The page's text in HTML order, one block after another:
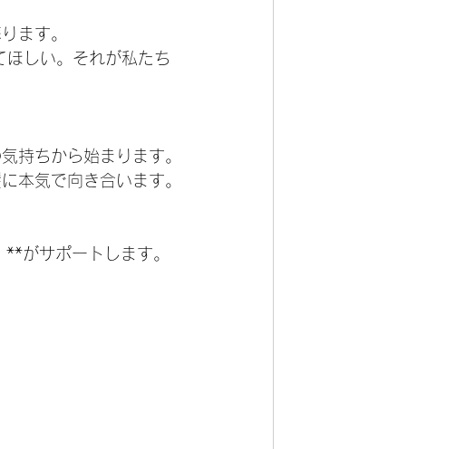
ます。
ほしい。それが私たち
持ちから始まります。
本気で向き合います。
がサポートします。